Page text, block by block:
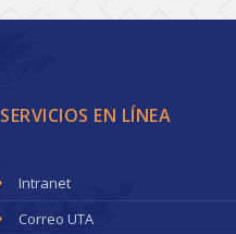
SERVICIOS EN LÍNEA
Intranet
Correo UTA